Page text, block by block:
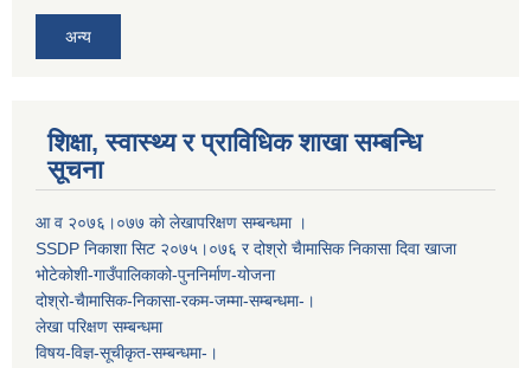
अन्य
शिक्षा, स्वास्थ्य र प्राविधिक शाखा सम्बन्धि
सूचना
आ व २०७६।०७७ काे लेखापरिक्षण सम्बन्धमा ।
SSDP निकाशा सिट २०७५।०७६ र दोश्रो चैामासिक निकासा दिवा खाजा
भोटेकोशी-गाउँपालिकाको-पुननिर्माण-योजना
दोश्रो-चैामासिक-निकासा-रकम-जम्मा-सम्बन्धमा-।
लेखा परिक्षण सम्बन्धमा
विषय-विज्ञ-सूचीकृत-सम्बन्धमा-।